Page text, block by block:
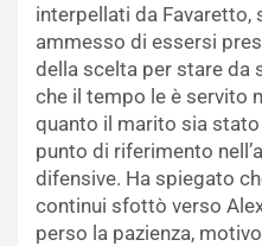
interpellati da Favaretto,
ammesso di essersi
della scelta per stare da
che il tempo le è servito
quanto il marito sia
punto di riferimento
difensive. Ha spiegato
continui sfottò verso
perso la pazienza,